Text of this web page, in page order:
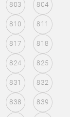
803 804
810 811
817 818
824 825
831 832
838 839